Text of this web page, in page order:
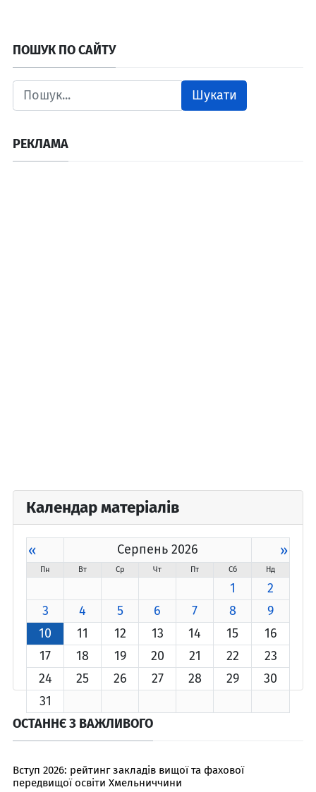
ПОШУК ПО САЙТУ
Шукати
РЕКЛАМА
Календар матеріалів
« Серпень 2026 »
Пн Вт Ср Чт Пт Сб Нд
1
2
3
4 5 6 7 8
9
10
11 12 13 14 15
16
17
18 19 20 21 22
23
24
25 26 27 28 29
30
31
ОСТАННЄ З ВАЖЛИВОГО
Вступ 2026: рейтинг закладів вищої та фахової
передвищої освіти Хмельниччини